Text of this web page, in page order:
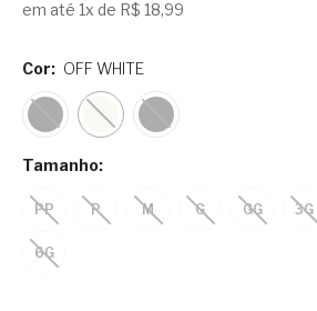
em até 1x de R$ 18,99
Tamanho:
PP P M G GG 3G
6G
Cor: OFF WHITE